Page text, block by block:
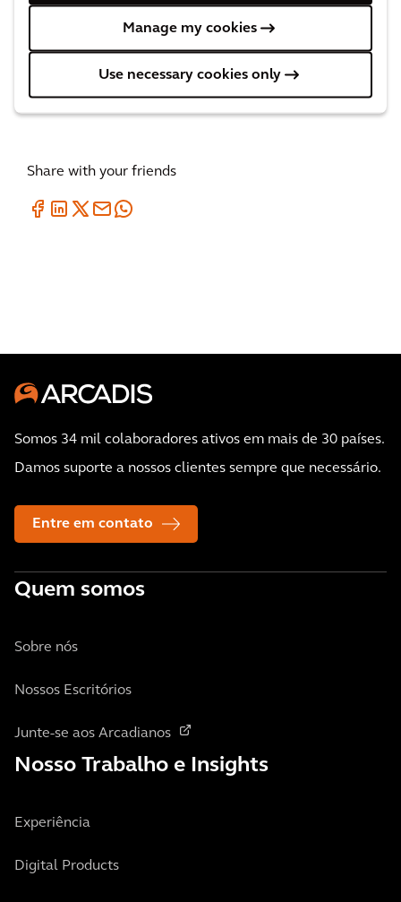
Manage my cookies
Use necessary cookies only
Para saber mais sobre a Arcadis Gen,visite o
Share with your friends
Somos 34 mil colaboradores ativos em mais de 30 países.
Damos suporte a nossos clientes sempre que necessário.
Entre em contato
Quem somos
Sobre nós
Nossos Escritórios
Junte-se aos Arcadianos
Nosso Trabalho e Insights
Experiência
Digital Products